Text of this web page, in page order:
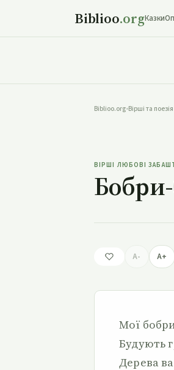
Biblioo.orgКазки
Biblioo.org•Вірші та
ВІРШІ ЛЮБОВІ
A- A+
Мої
Будують
Дерева